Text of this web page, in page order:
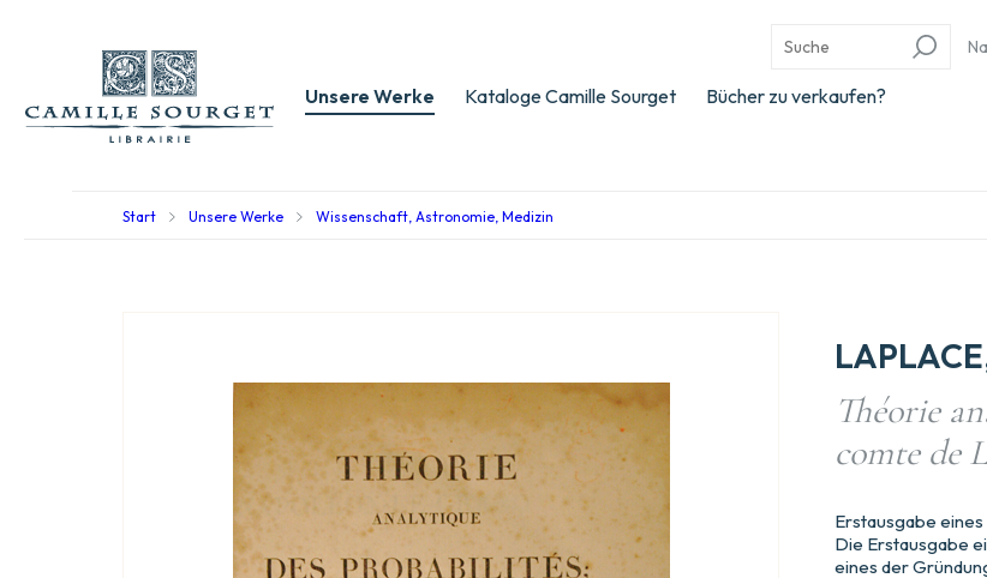
Unsere Werke Kataloge Camille Sourget Bücher zu verkaufen?
Start Unsere Werke Wissenschaft, Astronomie, Medizin
Théorie
comte de
Erstausgabe
Die Erstausgabe
eines der